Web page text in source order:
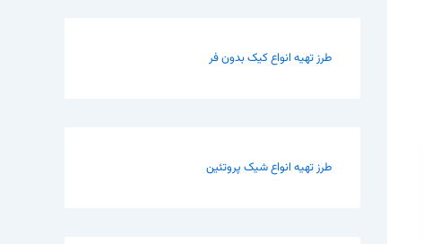
طرز تهیه انواع کیک بدون فر
طرز تهیه انواع شیک پروتئین